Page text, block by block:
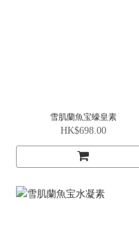
雪肌蘭魚宝蠔皇素
HK$698.00